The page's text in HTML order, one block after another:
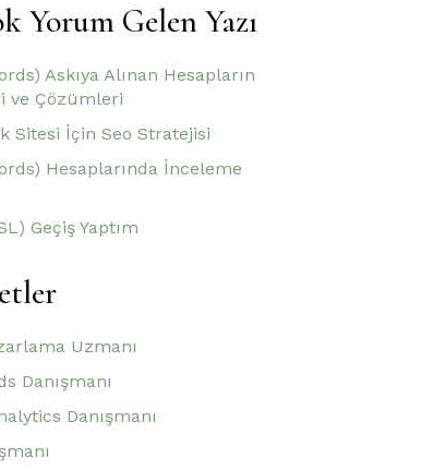
Yorum Gelen Yazı
Askıya Alınan Hesapların
ve Çözümleri
Sitesi İçin Seo Stratejisi
Hesaplarında İnceleme
Geçiş Yaptım
Uzmanı
Danışmanı
Danışmanı